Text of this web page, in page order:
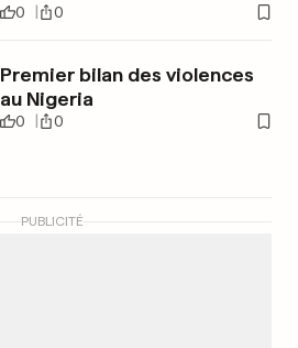
0 0
Premier bilan des violences
au Nigeria
0 0
PUBLICITÉ